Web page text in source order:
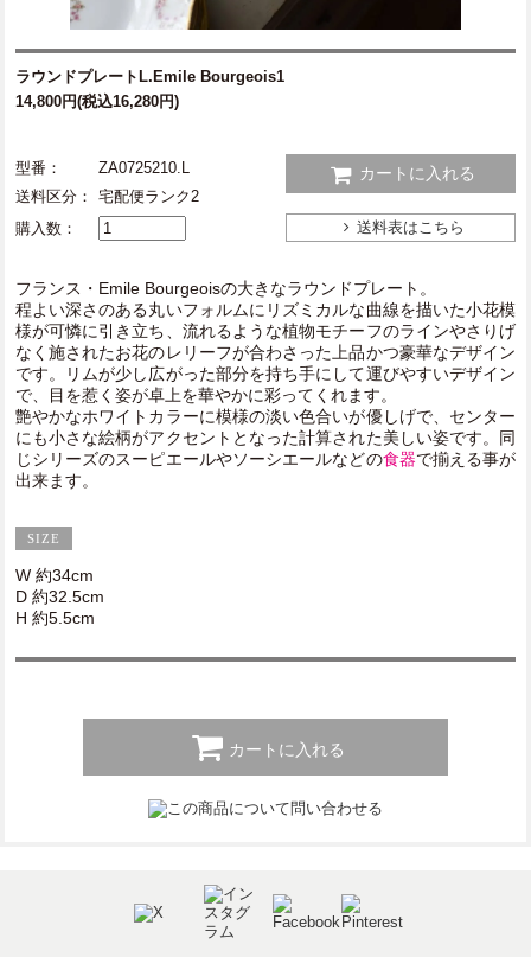
ラウンドプレートL.Emile Bourgeois1
14,800円(税込16,280円)
型番：
ZA0725210.L
送料区分：
宅配便ランク2
購入数：
カートに入れる
送料表はこちら
フランス・Emile Bourgeoisの大きなラウンドプレート。
程よい深さのある丸いフォルムにリズミカルな曲線を描いた小花模
様が可憐に引き立ち、流れるような植物モチーフのラインやさりげ
なく施されたお花のレリーフが合わさった上品かつ豪華なデザイン
です。リムが少し広がった部分を持ち手にして運びやすいデザイン
で、目を惹く姿が卓上を華やかに彩ってくれます。
艶やかなホワイトカラーに模様の淡い色合いが優しげで、センター
にも小さな絵柄がアクセントとなった計算された美しい姿です。同
じシリーズのスーピエールやソーシエールなどの食器で揃える事が
出来ます。
W 約34cm
D 約32.5cm
H 約5.5cm
カートに入れる